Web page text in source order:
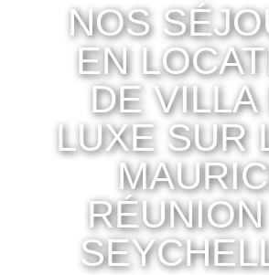
NOS
EN
DE VILLA
LUXE SUR